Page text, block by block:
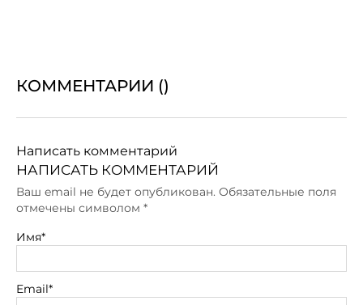
КОММЕНТАРИИ ()
Написать комментарий
НАПИСАТЬ КОММЕНТАРИЙ
Ваш email не будет опубликован. Обязательные поля
отмечены символом *
Имя*
Email*